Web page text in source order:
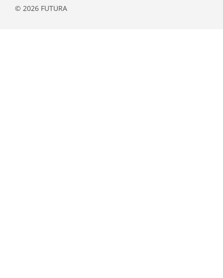
© 2026 FUTURA